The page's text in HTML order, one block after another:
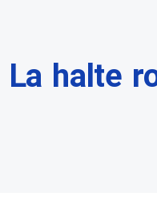
La halte